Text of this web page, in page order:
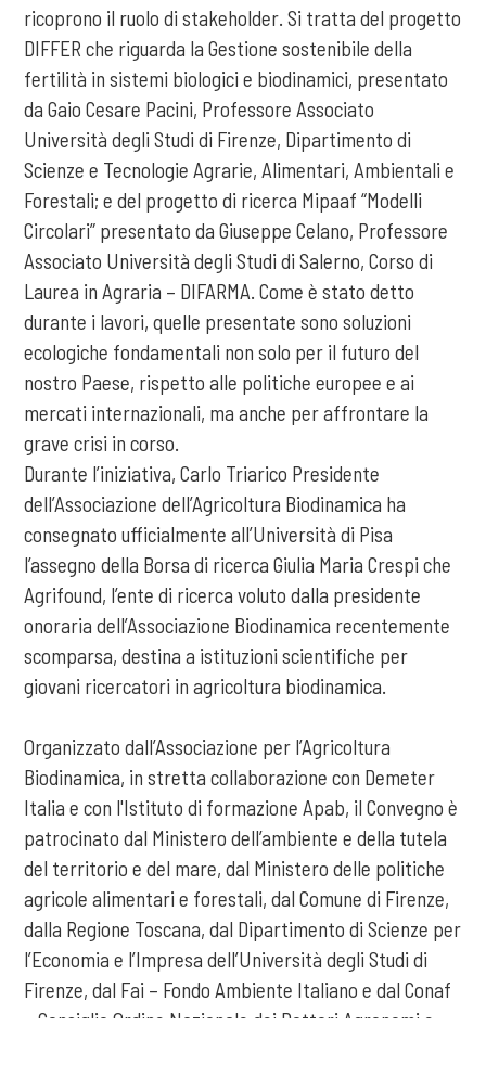
ricoprono il ruolo di stakeholder. Si tratta del progetto
DIFFER che riguarda la Gestione sostenibile della
fertilità in sistemi biologici e biodinamici, presentato
da Gaio Cesare Pacini, Professore Associato
Università degli Studi di Firenze, Dipartimento di
Scienze e Tecnologie Agrarie, Alimentari, Ambientali e
Forestali; e del progetto di ricerca Mipaaf “Modelli
Circolari” presentato da Giuseppe Celano, Professore
Associato Università degli Studi di Salerno, Corso di
Laurea in Agraria – DIFARMA. Come è stato detto
durante i lavori, quelle presentate sono soluzioni
ecologiche fondamentali non solo per il futuro del
nostro Paese, rispetto alle politiche europee e ai
mercati internazionali, ma anche per affrontare la
grave crisi in corso.
Durante l’iniziativa, Carlo Triarico Presidente
dell’Associazione dell’Agricoltura Biodinamica ha
consegnato ufficialmente all’Università di Pisa
l’assegno della Borsa di ricerca Giulia Maria Crespi che
Agrifound, l’ente di ricerca voluto dalla presidente
onoraria dell’Associazione Biodinamica recentemente
scomparsa, destina a istituzioni scientifiche per
giovani ricercatori in agricoltura biodinamica.
Organizzato dall’Associazione per l’Agricoltura
Biodinamica, in stretta collaborazione con Demeter
Italia e con l'Istituto di formazione Apab, il Convegno è
patrocinato dal Ministero dell’ambiente e della tutela
del territorio e del mare, dal Ministero delle politiche
agricole alimentari e forestali, dal Comune di Firenze,
dalla Regione Toscana, dal Dipartimento di Scienze per
l’Economia e l’Impresa dell’Università degli Studi di
Firenze, dal Fai – Fondo Ambiente Italiano e dal Conaf
– Consiglio Ordine Nazionale dei Dottori Agronomi e